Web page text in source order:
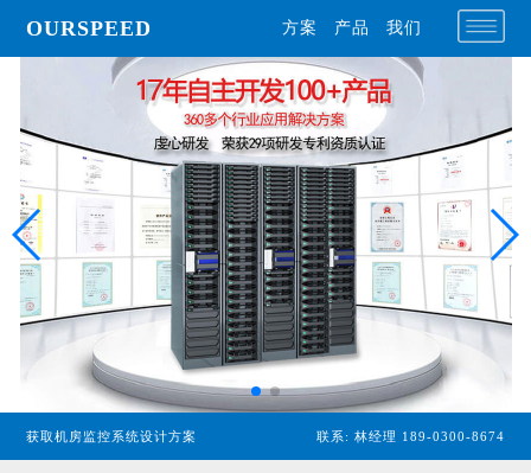
OURSPEED 方案 产品 我们
获取机房监控系统设计方案 联系: 林经理 189-0300-8674